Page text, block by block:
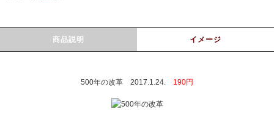
商品説明 イメージ
500年の改革 2017.1.24. 190円